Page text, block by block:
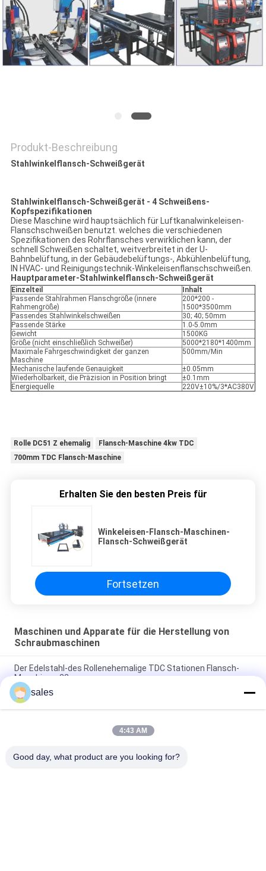
SITEMAP
PRIVACY
Produkt-Beschreibung
Stahlwinkelflansch-Schweißgerät
Stahlwinkelflansch-Schweißgerät - 4 Schweißens-
Kopfspezifikationen
Diese Maschine wird hauptsächlich für Luftkanalwinkeleisen-
Flanschschweißen benutzt. welches die verschiedenen
Spezifikationen des Rohrflansches verwirklichen kann, der
schnell Schweißen schaltet, weitverbreitet in der U-
Bahnbelüftung, in der Gebäudebelüftungs-, Abkühlenbelüftung,
IN HVAC- und Reinigungstechnik-Winkeleisenflanschschweißen.
Hauptparameter-Stahlwinkelflansch-Schweißgerät
Einzelteil
Inhalt
Passende Stahlrahmen Flanschgröße (innere
Rahmengröße)
200*200 -
1500*3500mm
Passendes Stahlwinkelschweißen
30; 40; 50mm
Passende Stärke
1.0-5.0mm
Gewicht
1500KG
Größe (nicht einschließlich Schweißer)
5000*2180*1400mm
Maximale Fahrgeschwindigkeit der ganzen
Maschine
500mm/Min
Mechanische laufende Genauigkeit
±0.05mm
Wiederholbarkeit, die Präzision in Position bringt
±0.1mm
Energiequelle
220V±10%/3*AC380V
Rolle DC51 Z ehemalig
Flansch-Maschine 4kw TDC
700mm TDC Flansch-Maschine
Erhalten Sie den besten Preis für
Winkeleisen-Flansch-Maschinen-
Flansch-Schweißgerät
Fortsetzen
Maschinen und Apparate für die Herstellung von
Schraubmaschinen
Der Edelstahl-des Rollenehemalige TDC Stationen Flansch-
Maschinen-22
Beleg auf Flansch-Maschine der Flansch-Rollenehemaliger
Maschinen-TDC
GI Stahl-DC51+Z Rolle, die der Maschinen-TDC Stationen
sales
4:43 AM
Good day, what product are you looking for?